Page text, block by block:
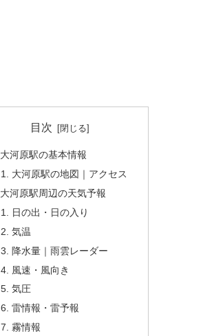
目次
大河原駅の基本情報
大河原駅の地図｜アクセス
大河原駅周辺の天気予報
日の出・日の入り
気温
降水量｜雨雲レーダー
風速・風向き
気圧
雷情報・雷予報
霧情報